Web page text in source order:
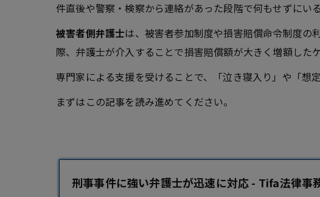
件直後や警察・検察から連絡があった段階で何もせずにい
被害者側弁護士は、被害者参加制度や損害賠償命令制度の
際、弁護士が介入することで損害賠償額が大きく増額した
専門家による支援を受けることで、「泣き寝入り」や「想
まずはこの記事を読み進めてください。
刑事事件に強い弁護士が迅速に対応 - Tifa法律事